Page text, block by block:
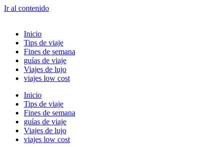
Ir al contenido
Inicio
Tips de viaje
Fines de semana
guías de viaje
Viajes de lujo
viajes low cost
Inicio
Tips de viaje
Fines de semana
guías de viaje
Viajes de lujo
viajes low cost